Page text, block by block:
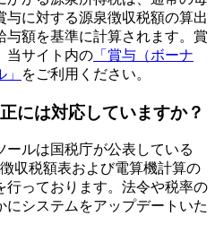
与に対する源泉徴収税額の算出
額を基準に計算されます。賞
当サイト内の 「賞与（ボーナ
をご利用ください。
には対応していますか？
ルは国税庁が公表している
収税額表および電算機計算の
行っております。法令や税率の
システムをアップデートいた